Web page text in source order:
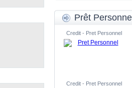
Prêt Personnel
Credit - Pret Personnel
Credit - Pret Personnel